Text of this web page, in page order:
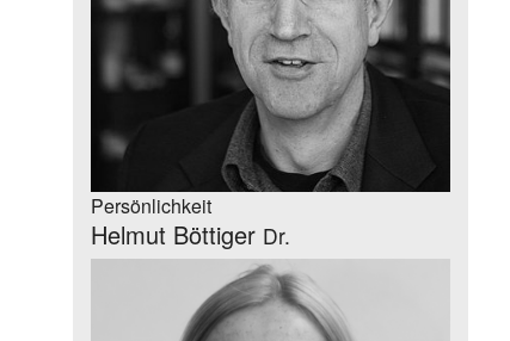
Persönlichkeit
Helmut Böttiger Dr.